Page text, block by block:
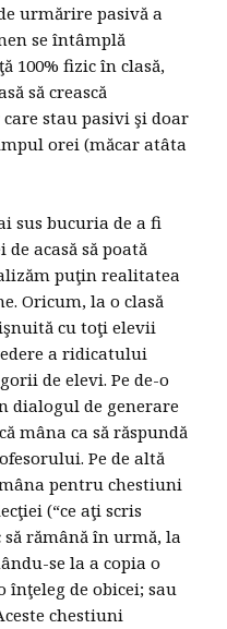
urmărire pasivă a
se întâmplă
100% fizic în clasă,
să crească
stau pasivi şi doar
orei (măcar atâta
sus bucuria de a fi
acasă să poată
puţin realitatea
Oricum, la o clasă
cu toţi elevii
a ridicatului
de elevi. Pe de-o
dialogul de generare
mâna ca să răspundă
Pe de altă
pentru chestiuni
(“ce aţi scris
să rămână în urmă, la
se la a copia o
înţeleg de obicei; sau
chestiuni